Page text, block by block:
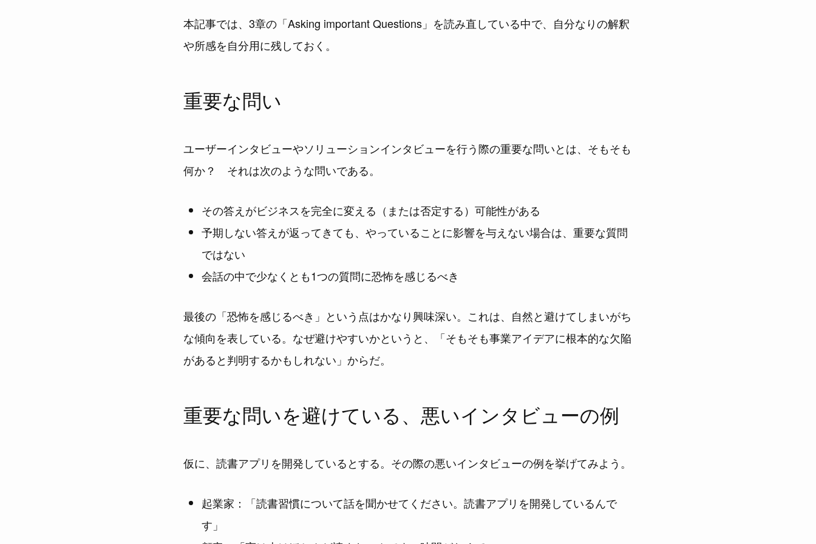
本記事では、3章の「Asking important Questions」を読み直している中で、自分なりの解釈
や所感を自分用に残しておく。
重要な問い
ユーザーインタビューやソリューションインタビューを行う際の重要な問いとは、そもそも
何か？ それは次のような問いである。
その答えがビジネスを完全に変える（または否定する）可能性がある
予期しない答えが返ってきても、やっていることに影響を与えない場合は、重要な質問
ではない
会話の中で少なくとも1つの質問に恐怖を感じるべき
最後の「恐怖を感じるべき」という点はかなり興味深い。これは、自然と避けてしまいがち
な傾向を表している。なぜ避けやすいかというと、「そもそも事業アイデアに根本的な欠陥
があると判明するかもしれない」からだ。
重要な問いを避けている、悪いインタビューの例
仮に、読書アプリを開発しているとする。その際の悪いインタビューの例を挙げてみよう。
起業家：「読書習慣について話を聞かせてください。読書アプリを開発しているんで
す」